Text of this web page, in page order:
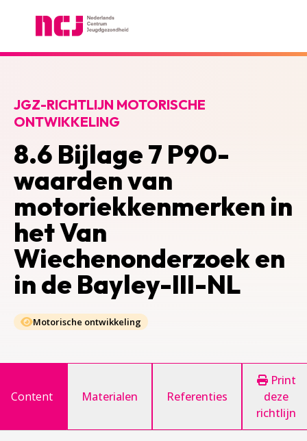
8.6 Bijlage 7 P90-
waarden van
motoriekkenmerken in
het Van
Wiechenonderzoek en
in de Bayley-III-NL
JGZ-RICHTLIJN MOTORISCHE
ONTWIKKELING
Motorische ontwikkeling
Content Materialen Referenties
Print
deze
richtlijn